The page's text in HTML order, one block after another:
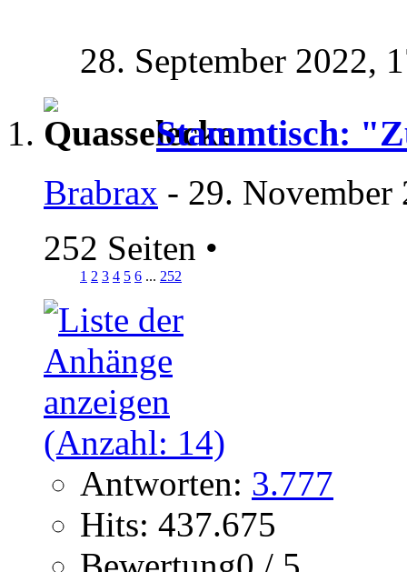
28. September 2022,
Stammtisch:
Brabrax - 29.
252 Seiten •
1 2 3 4 5 6 ... 252
Antworten: 3.777
Hits: 437.675